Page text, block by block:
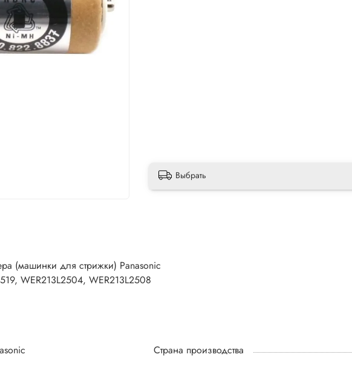
Выбрать
(машинки для стрижки) Panasonic
WER213L2504, WER213L2508
Страна производства